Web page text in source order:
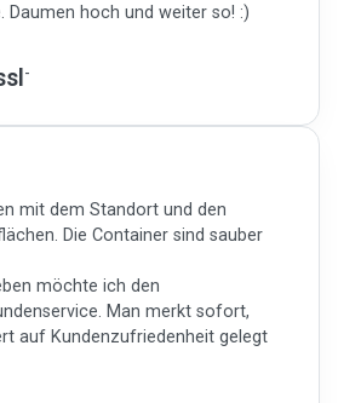
Daumen hoch und weiter so! :)
mit dem Standort und den
Die Container sind sauber
möchte ich den
Man merkt sofort,
auf Kundenzufriedenheit gelegt